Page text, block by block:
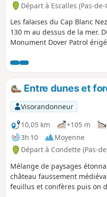
Départ à Escalles (Pas-de-
Les falaises du Cap Blanc
130 m au dessus de la mer.
Monument Dover Patrol
sur le Cap Gris Nez et la Baie
d'un côté, Calais de l'autre
les côtes anglaises.
Entre dunes et
Visorandonneur
10,05 km
+105 m
3h 10
Moyenne
Départ à Condette (Pas-
Mélange de paysages
château faussement
feuillus et conifères puis on